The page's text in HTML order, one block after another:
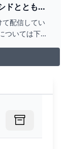
ドとともに
ングダム】
て配信してい
ついては下記
】
伝説 ブレス